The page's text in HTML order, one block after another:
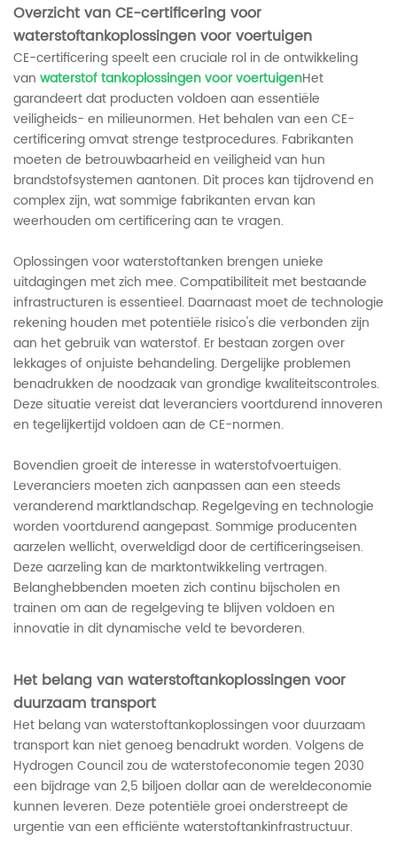
Overzicht van CE-certificering voor
waterstoftankoplossingen voor voertuigen
CE-certificering speelt een cruciale rol in de ontwikkeling
van waterstof tankoplossingen voor voertuigenHet
garandeert dat producten voldoen aan essentiële
veiligheids- en milieunormen. Het behalen van een CE-
certificering omvat strenge testprocedures. Fabrikanten
moeten de betrouwbaarheid en veiligheid van hun
brandstofsystemen aantonen. Dit proces kan tijdrovend en
complex zijn, wat sommige fabrikanten ervan kan
weerhouden om certificering aan te vragen.
Oplossingen voor waterstoftanken brengen unieke
uitdagingen met zich mee. Compatibiliteit met bestaande
infrastructuren is essentieel. Daarnaast moet de technologie
rekening houden met potentiële risico's die verbonden zijn
aan het gebruik van waterstof. Er bestaan ​​zorgen over
lekkages of onjuiste behandeling. Dergelijke problemen
benadrukken de noodzaak van grondige kwaliteitscontroles.
Deze situatie vereist dat leveranciers voortdurend innoveren
en tegelijkertijd voldoen aan de CE-normen.
Bovendien groeit de interesse in waterstofvoertuigen.
Leveranciers moeten zich aanpassen aan een steeds
veranderend marktlandschap. Regelgeving en technologie
worden voortdurend aangepast. Sommige producenten
aarzelen wellicht, overweldigd door de certificeringseisen.
Deze aarzeling kan de marktontwikkeling vertragen.
Belanghebbenden moeten zich continu bijscholen en
trainen om aan de regelgeving te blijven voldoen en
innovatie in dit dynamische veld te bevorderen.
Het belang van waterstoftankoplossingen voor
duurzaam transport
Het belang van waterstoftankoplossingen voor duurzaam
transport kan niet genoeg benadrukt worden. Volgens de
Hydrogen Council zou de waterstofeconomie tegen 2030
een bijdrage van 2,5 biljoen dollar aan de wereldeconomie
kunnen leveren. Deze potentiële groei onderstreept de
urgentie van een efficiënte waterstoftankinfrastructuur.